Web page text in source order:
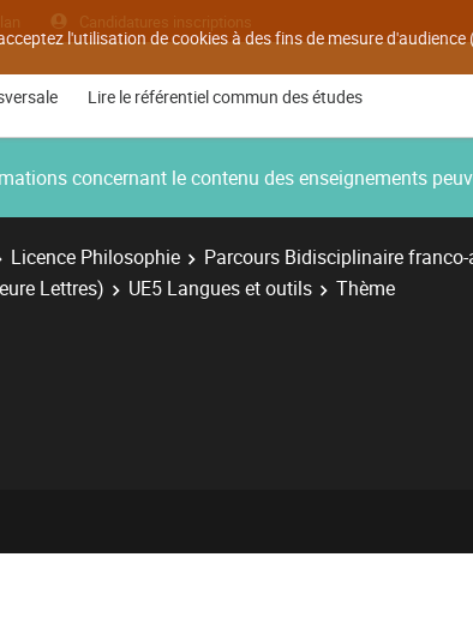
l'utilisation de cookies à des fins de mesure
Candidatures inscriptions
Lire le référentiel commun des études
concernant le contenu des enseignements
Licence Philosophie
Parcours Bidisciplinaire
Lettres)
UE5 Langues et outils Thème